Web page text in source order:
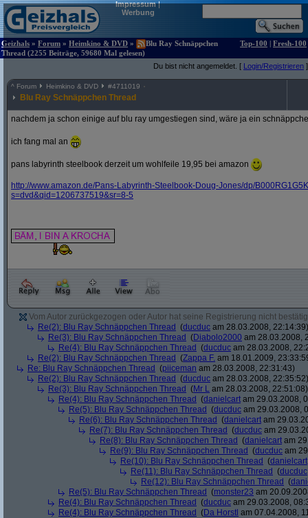
Impressum|
Werbung
Geizhals » Forum » Heimkino & DVD »
Blu Ray Schnäppchen
Thread (2255 Beiträge, 59680 Mal gelesen)
Top-100 | Fresh-100
Du bist nicht angemeldet. [ Login/Registrieren ]
^ Forum Heimkino & DVD #4711019
Blu Ray Schnäppchen Thread
nachdem ja schon einige auf blu ray umgestiegen sind, wäre ja ein
ich fang mal an
pans labyrinth steelbook derzeit um wohlfeile 19,95 bei amazon
http://www.amazon.de/Pans-Labyrinth-Steelbook-Doug-Jones/dp/
s=dvd&qid=1206737519&sr=8-5
Vom Autor zurückgezogen oder Autor hat seine Registrierung nicht
Re(2): Blu Ray Schnäppchen Thread (ducduc am 28.03.2008, 22:14:39)
Re(3): Blu Ray Schnäppchen Thread (Diabolo2000 am 28.03.2008,
Re(4): Blu Ray Schnäppchen Thread (ducduc am 28.03.2008,
Re(2): Blu Ray Schnäppchen Thread (Zappa F. am 18.01.2009,
Re: Blu Ray Schnäppchen Thread (piiceman am 28.03.2008, 22:31:43)
Re(2): Blu Ray Schnäppchen Thread (ducduc am 28.03.2008, 22:35:52)
Re(3): Blu Ray Schnäppchen Thread (Mr L am 28.03.2008, 22:51:08)
Re(4): Blu Ray Schnäppchen Thread (danielcart am 29.03.2008,
Re(5): Blu Ray Schnäppchen Thread (ducduc am 29.03.2008,
Re(6): Blu Ray Schnäppchen Thread (danielcart am
Re(7): Blu Ray Schnäppchen Thread (ducduc am
Re(8): Blu Ray Schnäppchen Thread (danielcart am
Re(9): Blu Ray Schnäppchen Thread (ducduc am
Re(10): Blu Ray Schnäppchen Thread (danielcart
Re(11): Blu Ray Schnäppchen Thread (ducduc
Re(12): Blu Ray Schnäppchen Thread (
Re(5): Blu Ray Schnäppchen Thread (monster23 am
Re(4): Blu Ray Schnäppchen Thread (ducduc am 29.03.2008,
Re(4): Blu Ray Schnäppchen Thread (Da Horstl am 07.04.2008,